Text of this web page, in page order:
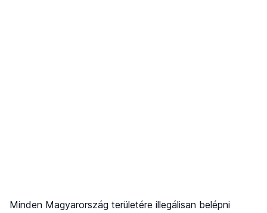
Minden Magyarország területére illegálisan belépni